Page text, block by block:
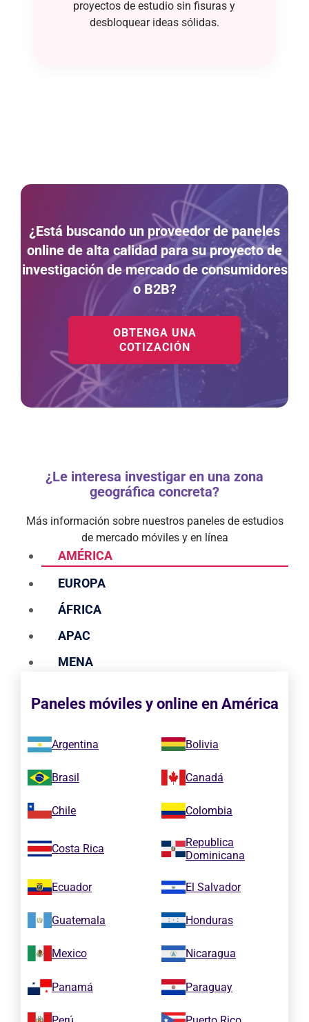
proyectos de estudio sin fisuras y
desbloquear ideas sólidas.
¿Está buscando un proveedor de paneles
online de alta calidad para su proyecto de
investigación de mercado de consumidores
o B2B?
OBTENGA UNA
COTIZACIÓN
¿Le interesa investigar en una zona
geográfica concreta?
Más información sobre nuestros paneles de estudios
de mercado móviles y en línea
AMÉRICA
EUROPA
ÁFRICA
APAC
MENA
Paneles móviles y online en América
Argentina Bolivia
Brasil Canadá
Chile Colombia
Costa Rica
Republica
Dominicana
Ecuador El Salvador
Guatemala Honduras
Mexico Nicaragua
Panamá Paraguay